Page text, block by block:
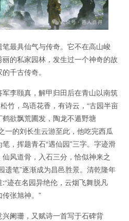
最具仙气与传奇。它不在高山峻
的私家园林，发生过一个神奇的故
千古传奇。
李颐真，解甲归田后在青山以南筑
竹，鸟语花香，有诗云，“古园半亩
欲飘荒圃发，陶龙不遁野塘
一的刘长生云游至此，他吃完西瓜
，挥题青石“遇仙园”三字。字迹滑
风道骨，入石三分，恰似神来之
遗笔”逐渐成为昌邑胜景。清乾隆年
迹在名园异绝伦，云烟飞舞脱凡
张旭神。”
阑珊，又赋诗一首写于石碑背